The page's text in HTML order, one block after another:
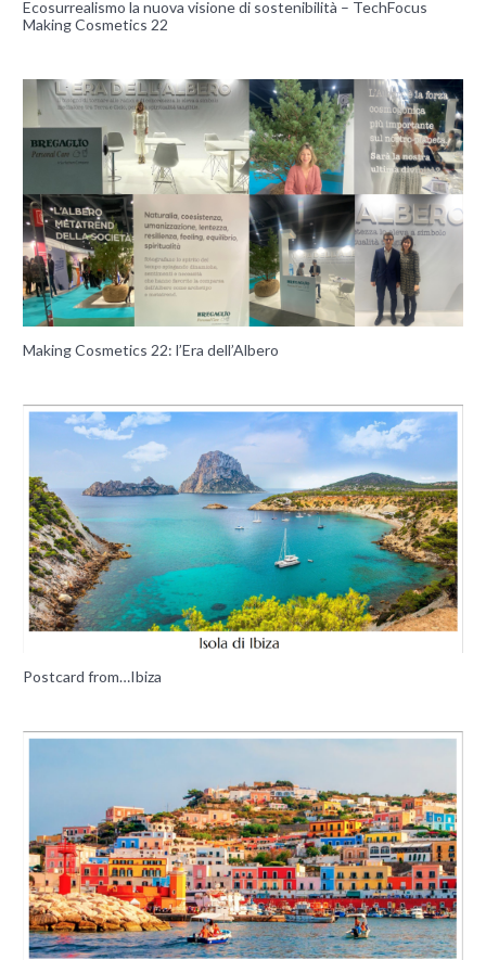
Ecosurrealismo la nuova visione di sostenibilità – TechFocus
Making Cosmetics 22
Making Cosmetics 22: l’Era dell’Albero
Postcard from…Ibiza